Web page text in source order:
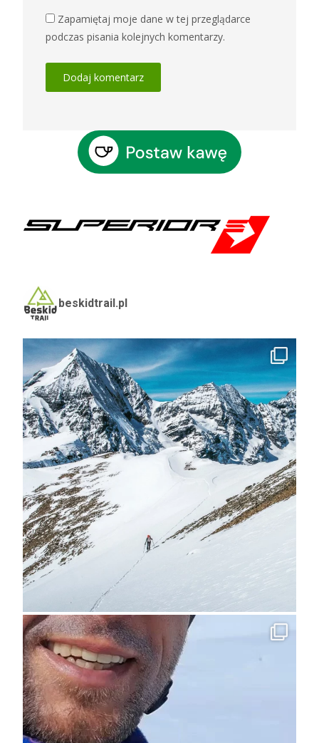
Zapamiętaj moje dane w tej przeglądarce
podczas pisania kolejnych komentarzy.
beskidtrail.pl